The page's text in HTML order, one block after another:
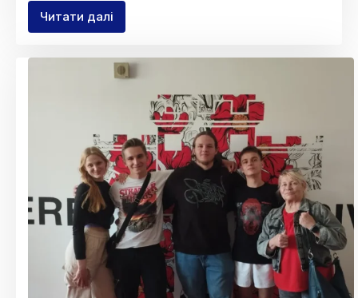
Читати даліВідвідування
«Одягайко»